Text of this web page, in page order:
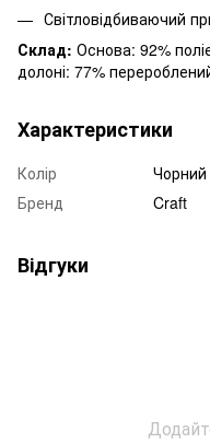
Світловідбиваючий
Склад: Основа: 92%
долоні: 77%
Характеристики
Колір
Чорний
Бренд
Craft
Відгуки